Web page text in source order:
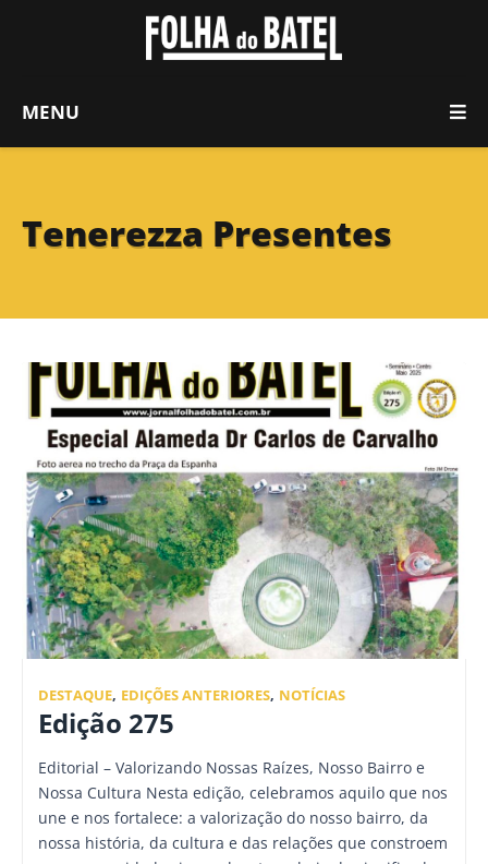
MENU
Tenerezza Presentes
DESTAQUE, EDIÇÕES ANTERIORES, NOTÍCIAS
Edição 275
Editorial – Valorizando Nossas Raízes, Nosso Bairro e
Nossa Cultura Nesta edição, celebramos aquilo que nos
une e nos fortalece: a valorização do nosso bairro, da
nossa história, da cultura e das relações que constroem